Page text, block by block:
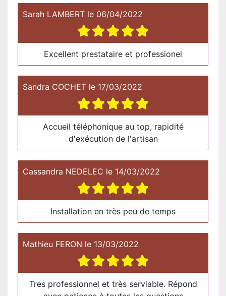
Sarah LAMBERT le 06/04/2022
Excellent prestataire et professionel
Sandra COCHET le 17/03/2022
Accueil téléphonique au top, rapidité
d'exécution de l'artisan
Cassandra NEDELEC le 14/03/2022
Installation en très peu de temps
Mathieu FERON le 13/03/2022
Tres professionnel et très serviable. Répond